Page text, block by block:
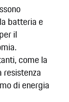
batteria e
il
come la
resistenza
di energia